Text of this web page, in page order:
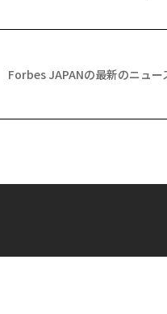
Forbes JAPANの最新のニュー